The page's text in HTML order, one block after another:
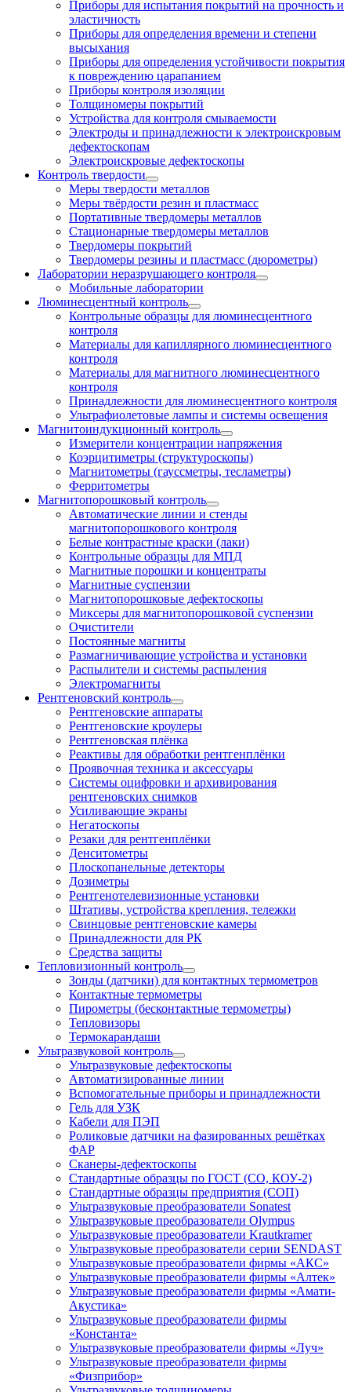
Приборы для испытания покрытий на прочность и
эластичность
Приборы для определения времени и степени
высыхания
Приборы для определения устойчивости покрытия
к повреждению царапанием
Приборы контроля изоляции
Толщиномеры покрытий
Устройства для контроля смываемости
Электроды и принадлежности к электроискровым
дефектоскопам
Электроискровые дефектоскопы
Контроль твердости
Меры твердости металлов
Меры твёрдости резин и пластмасс
Портативные твердомеры металлов
Стационарные твердомеры металлов
Твердомеры покрытий
Твердомеры резины и пластмасс (дюрометры)
Лаборатории неразрушающего контроля
Мобильные лаборатории
Люминесцентный контроль
Контрольные образцы для люминесцентного
контроля
Материалы для капиллярного люминесцентного
контроля
Материалы для магнитного люминесцентного
контроля
Принадлежности для люминесцентного контроля
Ультрафиолетовые лампы и системы освещения
Магнитоиндукционный контроль
Измерители концентрации напряжения
Коэрцитиметры (структуроскопы)
Магнитометры (гауссметры, тесламетры)
Ферритометры
Магнитопорошковый контроль
Автоматические линии и стенды
магнитопорошкового контроля
Белые контрастные краски (лаки)
Контрольные образцы для МПД
Магнитные порошки и концентраты
Магнитные суспензии
Магнитопорошковые дефектоскопы
Миксеры для магнитопорошковой суспензии
Очистители
Постоянные магниты
Размагничивающие устройства и установки
Распылители и системы распыления
Электромагниты
Рентгеновский контроль
Рентгеновские аппараты
Рентгеновские кроулеры
Рентгеновская плёнка
Реактивы для обработки рентгенплёнки
Проявочная техника и аксессуары
Системы оцифровки и архивирования
рентгеновских снимков
Усиливающие экраны
Негатоскопы
Резаки для рентгенплёнки
Денситометры
Плоскопанельные детекторы
Дозиметры
Рентгенотелевизионные установки
Штативы, устройства крепления, тележки
Свинцовые рентгеновские камеры
Принадлежности для РК
Средства защиты
Тепловизионный контроль
Зонды (датчики) для контактных термометров
Контактные термометры
Пирометры (бесконтактные термометры)
Тепловизоры
Термокарандаши
Ультразвуковой контроль
Ультразвуковые дефектоскопы
Автоматизированные линии
Вспомогательные приборы и принадлежности
Гель для УЗК
Кабели для ПЭП
Роликовые датчики на фазированных решётках
ФАР
Сканеры-дефектоскопы
Стандартные образцы по ГОСТ (СО, КОУ-2)
Стандартные образцы предприятия (СОП)
Ультразвуковые преобразователи Sonatest
Ультразвуковые преобразователи Olympus
Ультразвуковые преобразователи Krautkramer
Ультразвуковые преобразователи серии SENDAST
Ультразвуковые преобразователи фирмы «АКС»
Ультразвуковые преобразователи фирмы «Алтек»
Ультразвуковые преобразователи фирмы «Амати-
Акустика»
Ультразвуковые преобразователи фирмы
«Константа»
Ультразвуковые преобразователи фирмы «Луч»
Ультразвуковые преобразователи фирмы
«Физприбор»